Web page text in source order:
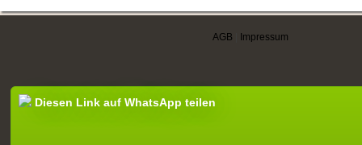
AGB Impressum
Diesen Link auf WhatsApp teilen